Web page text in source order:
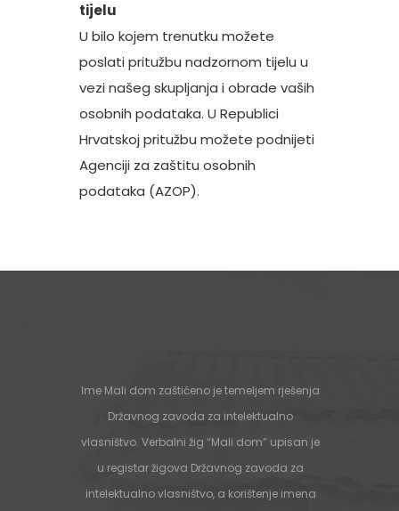
tijelu
U bilo kojem trenutku možete
poslati pritužbu nadzornom tijelu u
vezi našeg skupljanja i obrade vaših
osobnih podataka. U Republici
Hrvatskoj pritužbu možete podnijeti
Agenciji za zaštitu osobnih
podataka (AZOP).
Ime Mali dom zaštićeno je temeljem rješenja
Državnog zavoda za intelektualno
vlasništvo. Verbalni žig “Mali dom” upisan je
u registar žigova Državnog zavoda za
intelektualno vlasništvo, a korištenje imena